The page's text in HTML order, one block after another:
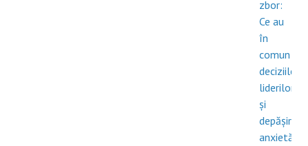
zbor:
Ce au
în
comun
deciziile
liderilor
și
depășirea
anxietății?